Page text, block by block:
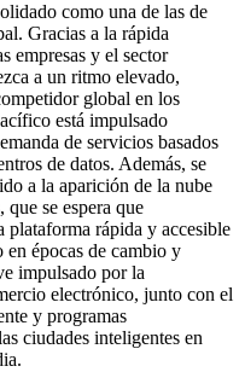
como una de las de
Gracias a la rápida
empresas y el sector
a un ritmo elevado,
global en los
está impulsado
de servicios basados
de datos. Además, se
a la aparición de la nube
se espera que
plataforma rápida y accesible
en épocas de cambio y
impulsado por la
electrónico, junto con el
y programas
ciudades inteligentes en